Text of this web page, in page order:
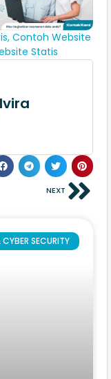
, Contoh Website
Statis
NEXT
SECURITY